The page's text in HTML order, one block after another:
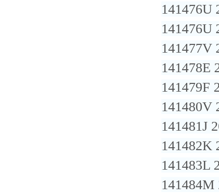
141476U
141476U
141477V
141478E
141479F
141480V
141481J
141482K
141483L